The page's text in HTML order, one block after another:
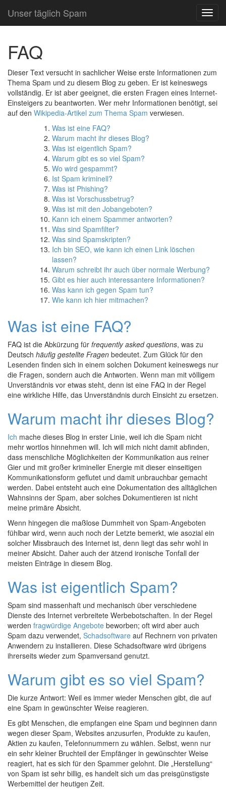
Unser täglich Spam
FAQ
Dieser Text versucht in sachlicher Weise erste Informationen zum
Thema Spam und zu diesem Blog zu geben. Er ist keineswegs
vollständig. Er ist aber geeignet, die ersten Fragen eines Internet-
Einsteigers zu beantworten. Wer mehr Informationen benötigt, sei
auf den Wikipedia-Artikel zum Thema Spam verwiesen.
Was ist eine FAQ?
Warum macht ihr dieses Blog?
Was ist eigentlich Spam?
Warum gibt es so viel Spam?
Wo wird gespammt?
Ist Spam kriminell?
Was ist Phishing?
Was ist Vorschussbetrug?
Was ist mit den Jobangeboten?
Kann ich einem Spammer antworten?
Was sind Spamfilter?
Was sind Spamskripten?
Ich bin SEO, wie kann ich einen Link löschen
lassen?
Warum schreibt ihr auch über normale Werbung?
Gibt es hier auch interessantere Informationen?
Was kann ich gegen Spam tun?
Wie kann ich hier mitmachen?
Was ist eine FAQ?
FAQ ist die Abkürzung für frequently asked questions, was zu
Deutsch häufig gestellte Fragen bedeutet. Zum Glück für den
Lesenden finden sich in einem solchen Dokument keineswegs nur
die Fragen, sondern auch die Antworten. Wenn man mit völligem
Unverständnis vor etwas steht, denn ist eine FAQ in der Regel
eine wirkliche Hilfe, das Unverständnis durch Einsicht zu ersetzen.
Warum macht ihr dieses Blog?
Ich mache dieses Blog in erster Linie, weil ich die Spam nicht
mehr wortlos hinnehmen will. Ich will mich nicht damit abfinden,
dass menschliche Möglichkeiten der Kommunikation aus reiner
Gier und mit großer krimineller Energie mit dieser einseitigen
Kommunikationsform geflutet und damit unbrauchbar gemacht
werden. Dabei entsteht auch eine Dokumentation des alltäglichen
Wahnsinns der Spam, aber solches Dokumentieren ist nicht
meine primäre Absicht.
Wenn hingegen die maßlose Dummheit von Spam-Angeboten
fühlbar wird, wenn auch noch der Letzte bemerkt, wie asozial ein
solcher Missbrauch des Internet ist, denn liegt das sehr wohl in
meiner Absicht. Daher auch der ätzend ironische Tonfall der
meisten Einträge in diesem Blog.
Was ist eigentlich Spam?
Spam sind massenhaft und mechanisch über verschiedene
Dienste des Internet verbreitete Werbebotschaften. In der Regel
werden fragwürdige Angebote beworben; oft wird aber auch
Spam dazu verwendet, Schadsoftware auf Rechnern von privaten
Anwendern zu installieren. Diese Schadsoftware wird übrigens
ihrerseits wieder zum Spamversand genutzt.
Warum gibt es so viel Spam?
Die kurze Antwort: Weil es immer wieder Menschen gibt, die auf
eine Spam in gewünschter Weise reagieren.
Es gibt Menschen, die empfangen eine Spam und beginnen dann
wegen dieser Spam, Websites anzusurfen, Produkte zu kaufen,
Aktien zu kaufen, Telefonnummern zu wählen. Selbst, wenn nur
ein sehr kleiner Bruchteil der Empfänger in gewünschter Weise
reagiert, hat es sich für den Spammer gelohnt. Die „Herstellung“
von Spam ist sehr billig, es handelt sich um das preisgünstigste
Werbemittel der heutigen Zeit.